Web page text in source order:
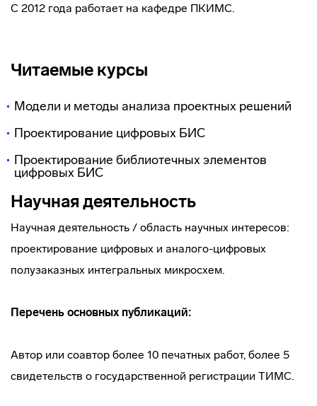
С 2012 года работает на кафедре ПКИМС.
Читаемые курсы
Модели и методы анализа проектных решений
Проектирование цифровых БИС
Проектирование библиотечных элементов
цифровых БИС
Научная деятельность
Научная деятельность / область научных интересов:
проектирование цифровых и аналого-цифровых
полузаказных интегральных микросхем.
Перечень основных публикаций:
Автор или соавтор более 10 печатных работ, более 5
свидетельств о государственной регистрации ТИМС.